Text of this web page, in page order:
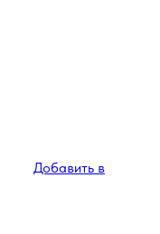
Добавить в